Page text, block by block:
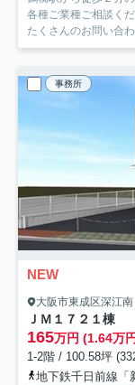
各種ご業種ご相談く
たくさんのお問い合
事務所
NEW
大阪市東成区深江南
ＪＭ１７２ １棟
165万円 (1.64万
1-2階 / 100.58坪
地下鉄千日前線「